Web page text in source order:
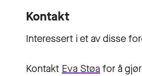
Kontakt
Interessert i et av disse
Kontakt Eva Støa for å